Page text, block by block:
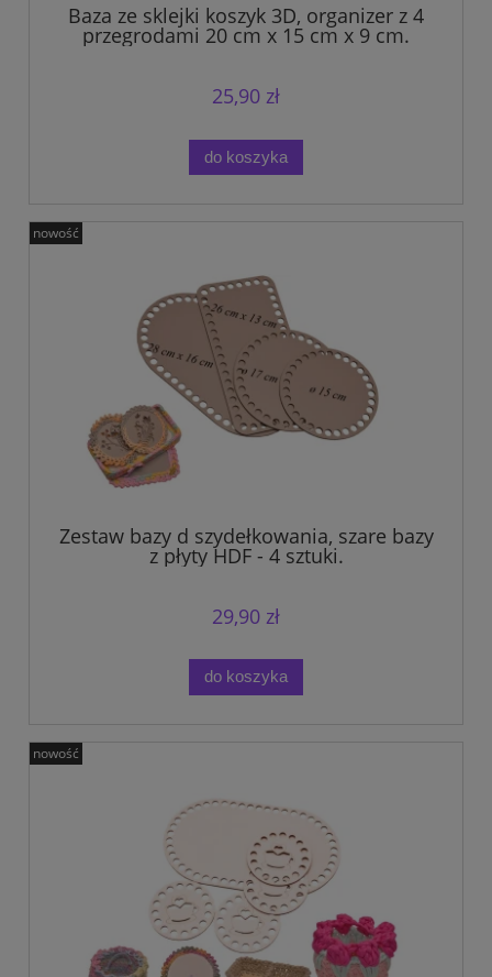
Baza ze sklejki koszyk 3D, organizer z 4
przegrodami 20 cm x 15 cm x 9 cm.
25,90 zł
do koszyka
Zestaw bazy d szydełkowania, szare bazy
z płyty HDF - 4 sztuki.
29,90 zł
do koszyka
nowość
nowość